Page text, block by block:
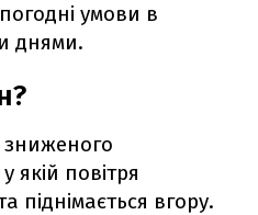
умови в
днями.
якій повітря
піднімається вгору.